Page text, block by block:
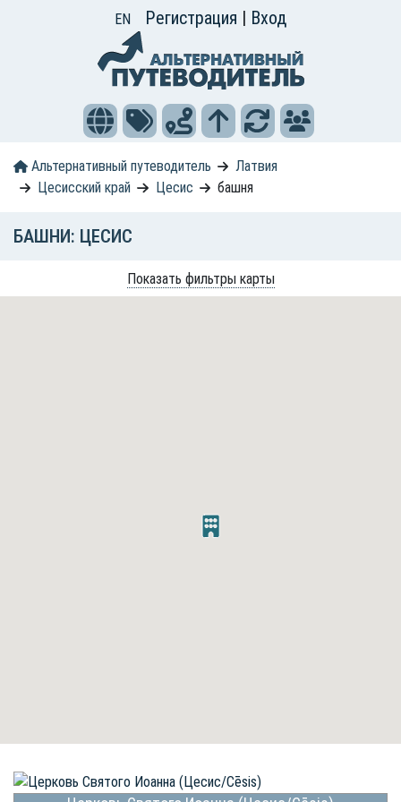
EN Регистрация | Вход
Альтернативный путеводитель
Латвия
Цесисский край
Цесис башня
БАШНИ: ЦЕСИС
Показать фильтры карты